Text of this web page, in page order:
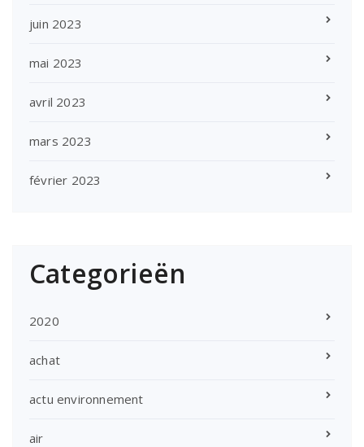
juin 2023
mai 2023
avril 2023
mars 2023
février 2023
Categorieën
2020
achat
actu environnement
air